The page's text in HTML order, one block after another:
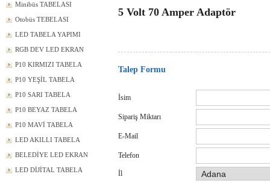
Minibüs TABELASI
Otobüs TEBELASI
LED TABELA YAPIMI
RGB DEV LED EKRAN
P10 KIRMIZI TABELA
P10 YEŞİL TABELA
P10 SARI TABELA
P10 BEYAZ TABELA
P10 MAVİ TABELA
LED AKILLI TABELA
BELEDİYE LED EKRAN
LED DİJİTAL TABELA
5 Volt 70 Amper Adaptör
Talep Formu
İsim
Sipariş Miktarı
E-Mail
Telefon
İl